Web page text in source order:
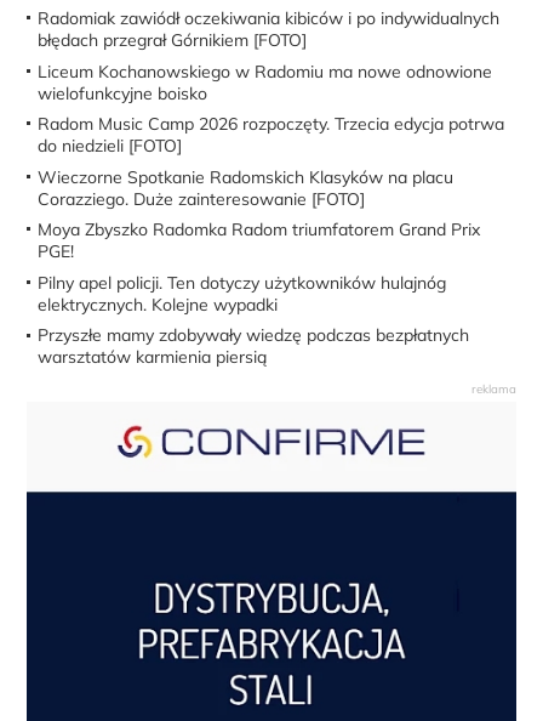
Radomiak zawiódł oczekiwania kibiców i po indywidualnych
błędach przegrał Górnikiem [FOTO]
Liceum Kochanowskiego w Radomiu ma nowe odnowione
wielofunkcyjne boisko
Radom Music Camp 2026 rozpoczęty. Trzecia edycja potrwa
do niedzieli [FOTO]
Wieczorne Spotkanie Radomskich Klasyków na placu
Corazziego. Duże zainteresowanie [FOTO]
Moya Zbyszko Radomka Radom triumfatorem Grand Prix
PGE!
Pilny apel policji. Ten dotyczy użytkowników hulajnóg
elektrycznych. Kolejne wypadki
Przyszłe mamy zdobywały wiedzę podczas bezpłatnych
warsztatów karmienia piersią